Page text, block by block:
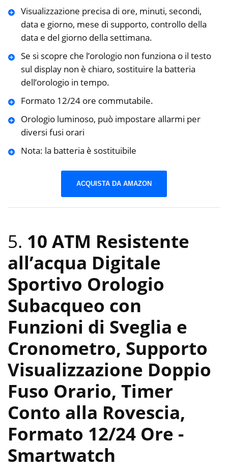
Visualizzazione precisa di ore, minuti, secondi,
data e giorno, mese di supporto, controllo della
data e del giorno della settimana.
Se si scopre che l’orologio non funziona o il testo
sul display non è chiaro, sostituire la batteria
dell’orologio in tempo.
Formato 12/24 ore commutabile.
Orologio luminoso, può impostare allarmi per
diversi fusi orari
Nota: la batteria è sostituibile
ACQUISTA DA AMAZON
5. 10 ATM Resistente
all’acqua Digitale
Sportivo Orologio
Subacqueo con
Funzioni di Sveglia e
Cronometro, Supporto
Visualizzazione Doppio
Fuso Orario, Timer
Conto alla Rovescia,
Formato 12/24 Ore -
Smartwatch